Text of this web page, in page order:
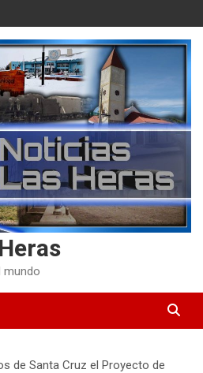
mundo
de Santa Cruz el Proyecto de